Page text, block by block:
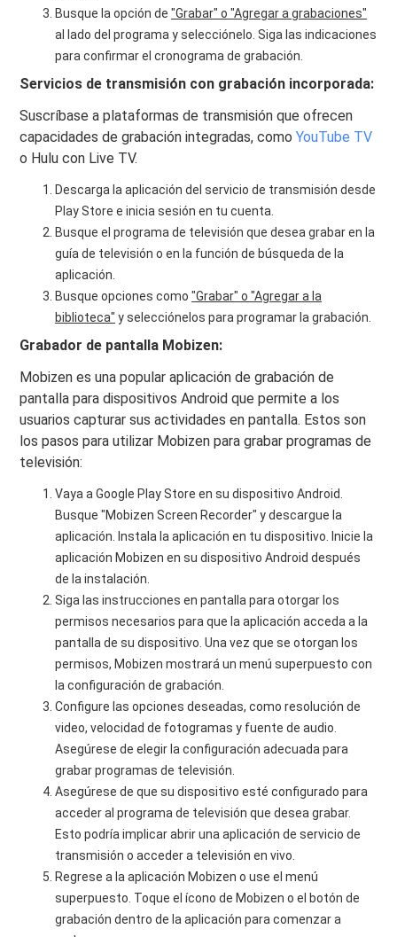
Busque la opción de"Grabar" o "Agregar a grabaciones"
al lado del programa y selecciónelo. Siga las indicaciones
para confirmar el cronograma de grabación.
Servicios de transmisión con grabación incorporada:
Suscríbase a plataformas de transmisión que ofrecen
capacidades de grabación integradas, comoYouTube TV
o Hulu con Live TV.
Descarga la aplicación del servicio de transmisión desde
Play Store e inicia sesión en tu cuenta.
Busque el programa de televisión que desea grabar en la
guía de televisión o en la función de búsqueda de la
aplicación.
Busque opciones como"Grabar" o "Agregar a la
biblioteca" y selecciónelos para programar la grabación.
Grabador de pantalla Mobizen:
Mobizen es una popular aplicación de grabación de
pantalla para dispositivos Android que permite a los
usuarios capturar sus actividades en pantalla. Estos son
los pasos para utilizar Mobizen para grabar programas de
televisión:
Vaya a Google Play Store en su dispositivo Android.
Busque "Mobizen Screen Recorder" y descargue la
aplicación. Instala la aplicación en tu dispositivo. Inicie la
aplicación Mobizen en su dispositivo Android después
de la instalación.
Siga las instrucciones en pantalla para otorgar los
permisos necesarios para que la aplicación acceda a la
pantalla de su dispositivo. Una vez que se otorgan los
permisos, Mobizen mostrará un menú superpuesto con
la configuración de grabación.
Configure las opciones deseadas, como resolución de
video, velocidad de fotogramas y fuente de audio.
Asegúrese de elegir la configuración adecuada para
grabar programas de televisión.
Asegúrese de que su dispositivo esté configurado para
acceder al programa de televisión que desea grabar.
Esto podría implicar abrir una aplicación de servicio de
transmisión o acceder a televisión en vivo.
Regrese a la aplicación Mobizen o use el menú
superpuesto. Toque el ícono de Mobizen o el botón de
grabación dentro de la aplicación para comenzar a